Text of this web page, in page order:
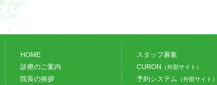
HOME
診療のご案内
院長の挨拶
スタッフ募集
CURON （外部サイト）
予約システム （外部サイト